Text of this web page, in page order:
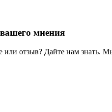
мнения
или отзыв? Дайте нам знать.